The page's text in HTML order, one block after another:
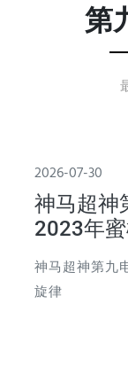
第
2026-07-30
神马超神
2023年
神马超神第九
旋律